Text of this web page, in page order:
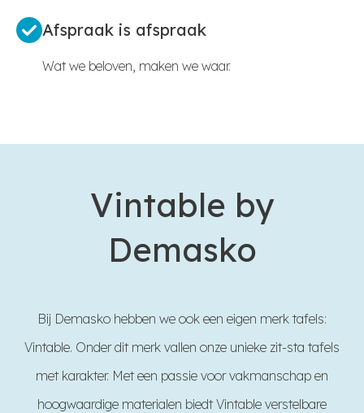
Afspraak is afspraak
Wat we beloven, maken we waar.
Vintable by
Demasko
Bij Demasko hebben we ook een eigen merk tafels:
Vintable. Onder dit merk vallen onze unieke zit-sta tafels
met karakter. Met een passie voor vakmanschap en
hoogwaardige materialen biedt Vintable verstelbare